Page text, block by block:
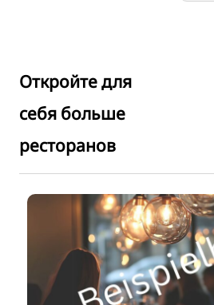
Откройте для
себя больше
ресторанов